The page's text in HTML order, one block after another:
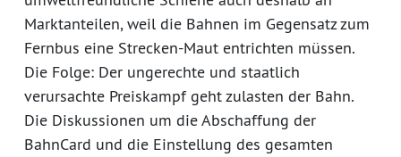
Marktanteilen, weil die Bahnen im Gegensatz zum
Fernbus eine Strecken-Maut entrichten müssen.
Die Folge: Der ungerechte und staatlich
verursachte Preiskampf geht zulasten der Bahn.
Die Diskussionen um die Abschaffung der
BahnCard und die Einstellung des gesamten